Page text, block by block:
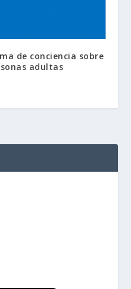
de conciencia sobre
adultas